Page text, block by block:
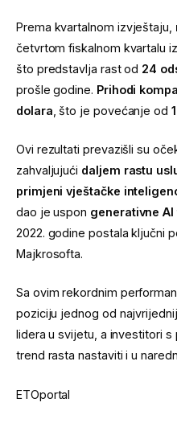
Prema kvartalnom izvještaju,
četvrtom fiskalnom kvartalu
što predstavlja rast od 24
prošle godine. Prihodi
dolara , što je povećanje od
Ovi rezultati prevazišli su
zahvaljujući daljem rastu
primjeni vještačke
dao je uspon generativne
2022. godine postala ključni
Majkrosofta.
Sa ovim rekordnim
poziciju jednog od
lidera u svijetu, a investitori
trend rasta nastaviti i u
ETOportal